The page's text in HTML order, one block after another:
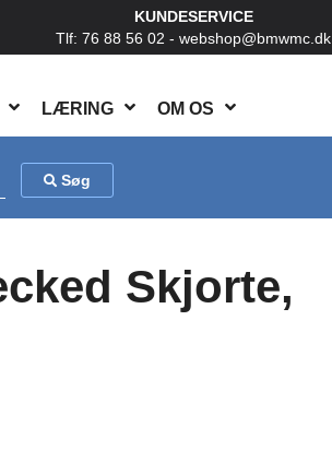
LÆRING OM OS
KUNDESERVICE
Tlf: 76 88 56 02 - webshop@bmwmc.dk
Søg
Skjorte,